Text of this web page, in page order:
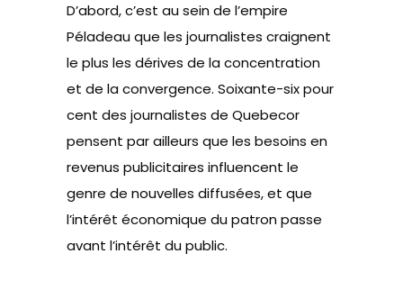
D’abord, c’est au sein de l’empire
Péladeau que les journalistes craignent
le plus les dérives de la concentration
et de la convergence. Soixante-six pour
cent des journalistes de Quebecor
pensent par ailleurs que les besoins en
revenus publicitaires influencent le
genre de nouvelles diffusées, et que
l’intérêt économique du patron passe
avant l’intérêt du public.